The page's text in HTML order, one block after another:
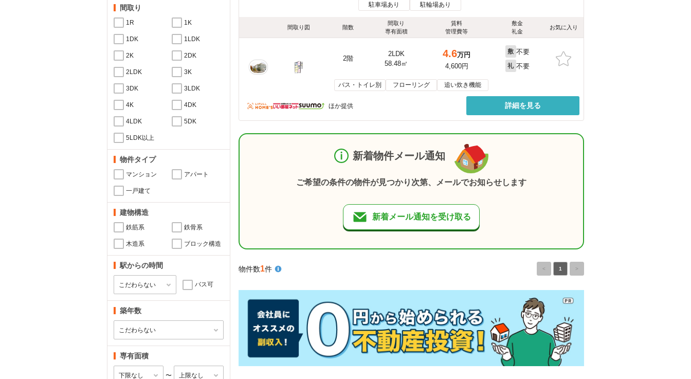
間取り
1R 1K
1DK 1LDK
2K 2DK
2LDK 3K
3DK 3LDK
4K 4DK
4LDK 5DK
5LDK以上
物件タイプ
マンション アパート
一戸建て
建物構造
鉄筋系 鉄骨系
木造系 ブロック構造
駅からの時間
バス可
築年数
専有面積
〜
駐車場あり 駐輪場あり
間取り図 階数
間取り
専有面積
賃料
管理費等
敷金
礼金
お気に入り
2階
2LDK
58.48㎡
4.6万円
4,600円
敷 不要
礼 不要
バス・トイレ別 フローリング 追い炊き機能
ほか提供 詳細を見る
新着物件メール通知
ご希望の条件の物件が見つかり次第、メールでお知らせします
新着メール通知を受け取る
物件数1件 < 1 >